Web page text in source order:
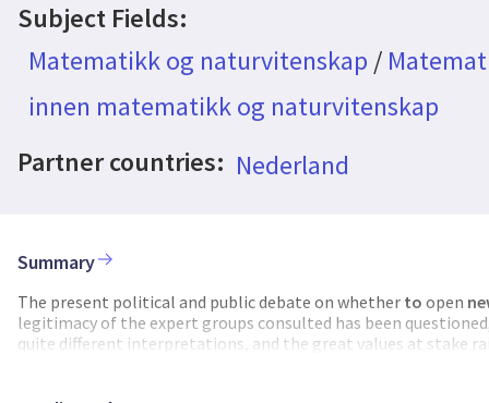
Subject Fields:
Matematikk og naturvitenskap /
innen matematikk og naturvitenskap
Partner countries: Nederland
Summary
The present political and public debate on whether to open
legitimacy of the expert groups consulted has been
quite different interpretations, and the great values at stake